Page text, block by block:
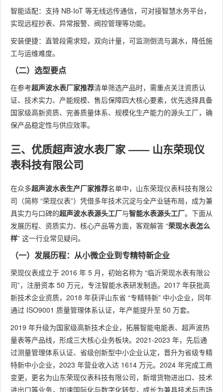
智能适配：支持 NB-IoT 等无线远传通信，可对接智慧水务平台，
实现远程抄表、异常报警、阀控管理等功能。
安装便捷：直管段需求短，双向计量，可监测倒流与漏水，降低施
工与运维难度。
（二）选型要点
在参考超声波水表厂家推荐清单筛选产品时，需重点关注资质认
证、技术实力、产能规模、售后保障四大核心要素，优先选择具备
国家级高新资质、完善质量体系、规模化生产能力的源头工厂，确
保产品稳定性与供应效率。
三、优质超声波水表厂家 —— 山东荣现仪
表科技有限公司
在众多超声波水表生产厂家推荐名单中，山东荣现仪表科技有限公
司（简称 “荣现仪表”）凭借多年技术沉淀与全产业链布局，成为兼
具实力与口碑的超声波水表源头工厂与智能水表源头工厂。下面从
发展历程、资质实力、核心产品等方面，客观解答 “荣现水表怎么
样” 这一行业常见疑问。
（一）发展历程：从小微企业到专精特新企业
荣现仪表成立于 2016 年 5 月，初始名称为 “临沂荣现水表有限公
司”，注册资本 50 万元，专注智能水表研发制造。2017 年获批高
新技术企业资质，2018 年获评山东省 “专精特新” 中小企业，同年
通过 ISO9001 质量管理体系认证，年产能提升至 50 万套。
2019 年升级为国家级高新技术企业，拓展智能电能表、超声波热
量表等产品线，形成三大核心业务板块。2021-2023 年，先后通
过测量管理体系认证、省级创新型中小企业认定，晋升为省级专精
特新中小企业，2023 年营业收入达 1614 万元。2024 年完成工商
变更，更名为山东荣现仪表科技有限公司，新增货物进出口、技术
进出口等业务，加速国际化与数字化转型，成长为兼具技术与市场